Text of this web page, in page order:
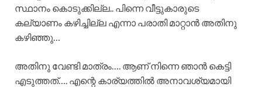
സ്ഥാനം കൊടുക്കില്ല.. പിന്നെ വീട്ടുകാരുടെ
കല്യാണം കഴിച്ചില്ല എന്നാ പരാതി മാറ്റാൻ അതിനു
കഴിഞ്ഞു…
അതിനു വേണ്ടി മാത്രം…. ആണ് നിന്നെ ഞാൻ കെട്ടി
എടുത്തത്…. എന്റെ കാര്യത്തിൽ അനാവശ്യമായി